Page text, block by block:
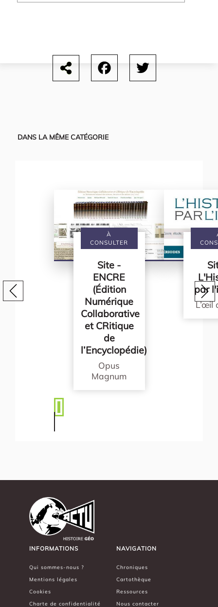
Facebook
DANS LA MÊME CATÉGORIE
À
CONSULTER
Site -
ENCRE
(Édition
Numérique
Collaborative
et CRitique
de
l’Encyclopédie)
Opus
Magnum
par
L’œil
INFORMATIONS
Qui sommes-nous ?
Mentions légales
Cookies
Charte de confidentialité
NAVIGATION
Chroniques
Cartothèque
Ressources
Nous contacter